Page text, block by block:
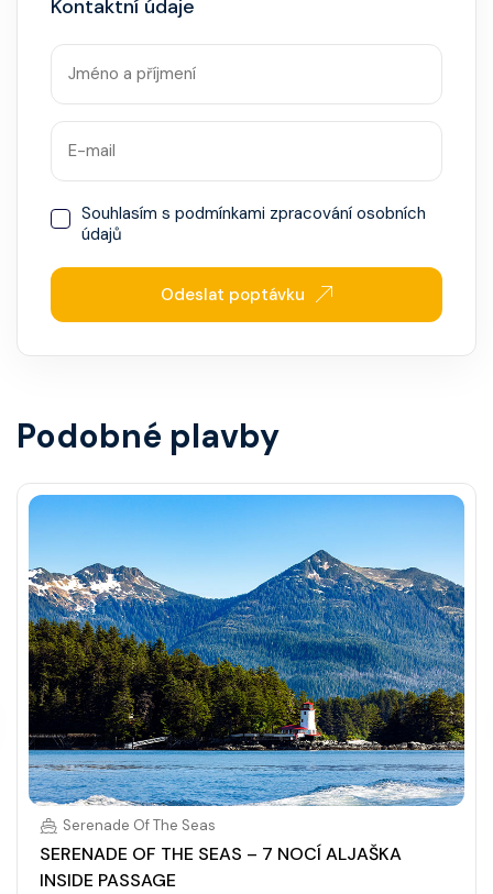
Kontaktní údaje
Souhlasím s podmínkami zpracování osobních
údajů
Odeslat poptávku
Podobné plavby
Serenade Of The Seas
SERENADE OF THE SEAS – 7 NOCÍ ALJAŠKA
INSIDE PASSAGE